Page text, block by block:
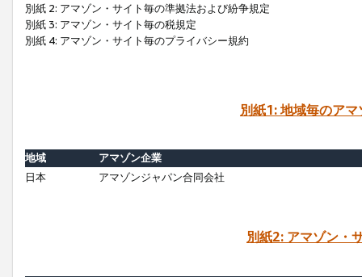
別紙 2: アマゾン・サイト毎の準拠法および紛争規定
別紙 3: アマゾン・サイト毎の税規定
別紙 4: アマゾン・サイト毎のプライバシー規約
別紙1: 地域毎のア
地域
アマゾン企業
日本
アマゾンジャパン合同会社
別紙2: アマゾン・